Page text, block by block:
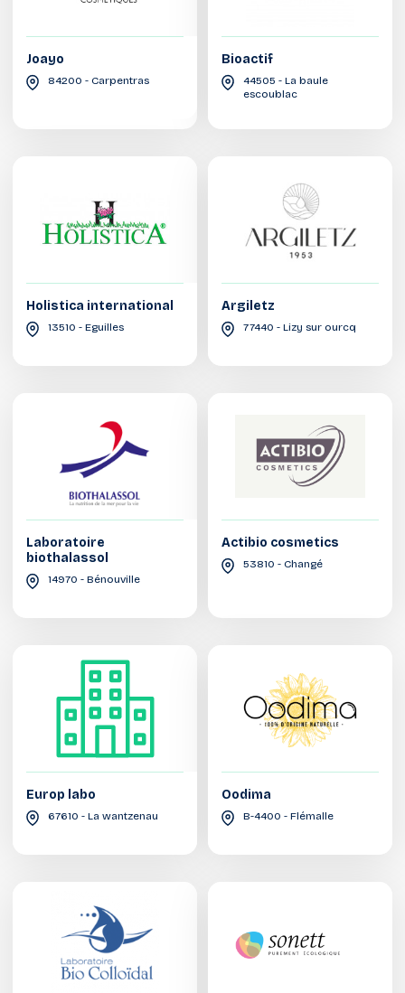
Joayo
84200 - Carpentras
Bioactif
44505 - La baule
escoublac
Holistica international
13510 - Eguilles
Argiletz
77440 - Lizy sur ourcq
Laboratoire
biothalassol
14970 - Bénouville
Actibio cosmetics
53810 - Changé
Europ labo
67610 - La wantzenau
Oodima
B-4400 - Flémalle